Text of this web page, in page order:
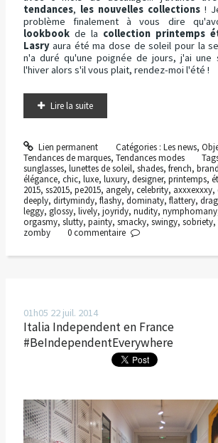
tendances, les nouvelles collections!
problème finalement à vous dire
lookbookde la collection printemps
Lasryaura été ma dose de soleil pour la
n'a duré qu'une poignée de jours, j'ai une
l'hiver alors s'il vous plait, rendez-moi l'été !
Lire la suite
Lien permanent Catégories : Les news,
Tendances de marques, Tendances modes
sunglasses, lunettes de soleil, shades, french, brand
élégance, chic, luxe, luxury, designer, printemps,
2015, ss2015, pe2015, angely, celebrity, axxxexxxy,
deeply, dirtymindy, flashy, dominaty, flattery,
leggy, glossy, lively, joyridy, nudity, nymphomany
orgasmy, slutty, painty, smacky, swingy, sobriety,
zomby
0commentaire
01h05 22 juil. 2014
Italia Independent en France
#BeIndependentEverywhere